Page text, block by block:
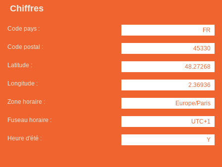
Chiffres
Code pays : FR
Code postal : 45330
Latitude : 48.27268
Longitude : 2.36936
Zone horaire : Europe/Paris
Fuseau horaire : UTC+1
Heure d'été : Y